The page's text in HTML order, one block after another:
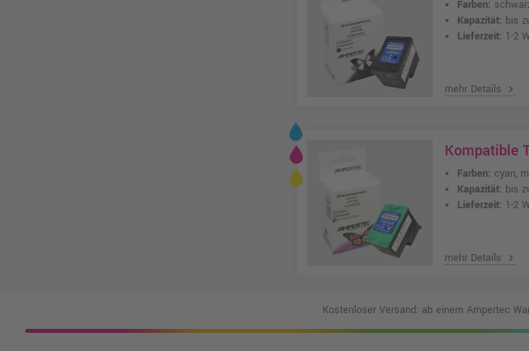
Farben:
Kapazität: bis
Lieferzeit: 1-2
mehr Details chevron_right
Kompatible
Farben: cyan,
Kapazität: bis
Lieferzeit: 1-2
mehr Details chevron_right
Kostenloser Versand: ab einem Ampertec